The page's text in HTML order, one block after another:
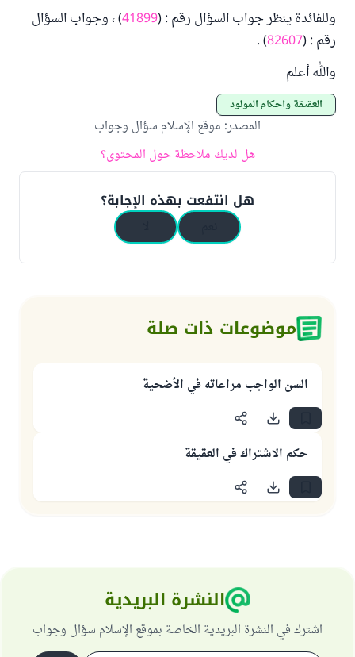
وللفائدة ينظر جواب السؤال رقم : (41899) ، وجواب السؤال
رقم : (82607
) .
والله أعلم
العقيقة وأحكام المولود
المصدر: موقع الإسلام سؤال وجواب
هل لديك ملاحظة حول المحتوى؟
هل انتفعت بهذه الإجابة؟
موضوعات ذات صلة
السن الواجب مراعاته في الأضحية
حكم الاشتراك في العقيقة
النشرة البريدية
اشترك في النشرة البريدية الخاصة بموقع الإسلام سؤال وجواب